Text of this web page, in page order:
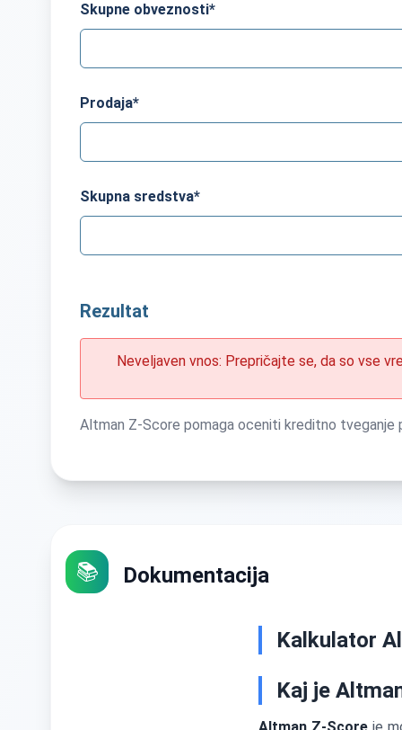
Skupne obveznosti*
Prodaja*
Skupna sredstva*
Rezultat
Neveljaven vnos: Prepričajte se, da so vse
Altman Z-Score pomaga oceniti kreditno tveganje
📚 Dokumentacija
Kalkulator
Kaj je